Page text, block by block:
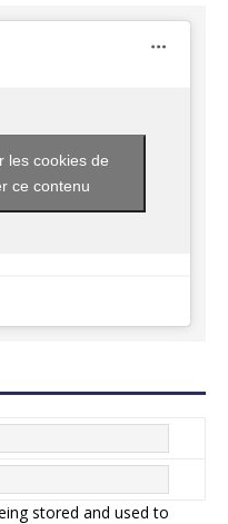
les cookies de
ce contenu
stored and used to